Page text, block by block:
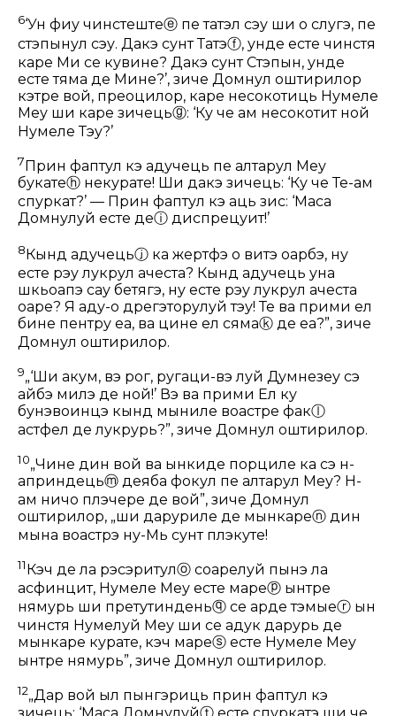
6‘Ун фиу чинстештеⓔ пе татэл сэу ши о слугэ, пе
стэпынул сэу. Дакэ сунт Татэⓕ, унде есте чинстя
каре Ми се кувине? Дакэ сунт Стэпын, унде
есте тяма де Мине?’, зиче Домнул оштирилор
кэтре вой, преоцилор, каре несокотиць Нумеле
Меу ши каре зичецьⓖ: ‘Ку че ам несокотит ной
Нумеле Тэу?’
7Прин фаптул кэ адучець пе алтарул Меу
букатеⓗ некурате! Ши дакэ зичець: ‘Ку че Те-ам
спуркат?’ — Прин фаптул кэ аць зис: ‘Маса
Домнулуй есте деⓘ диспрецуит!’
8 Кынд адучецьⓙ ка жертфэ о витэ оарбэ, ну
есте рэу лукрул ачеста? Кынд адучець уна
шкьоапэ сау бетягэ, ну есте рэу лукрул ачеста
оаре? Я аду-о дрегэторулуй тэу! Те ва прими ел
бине пентру еа, ва цине ел сямаⓚ де еа?”, зиче
Домнул оштирилор.
9„‘Ши акум, вэ рог, ругаци-вэ луй Думнезеу сэ
айбэ милэ де ной!’ Вэ ва прими Ел ку
бунэвоинцэ кынд мыниле воастре факⓛ
астфел де лукрурь?”, зиче Домнул оштирилор.
10„Чине дин вой ва ынкиде порциле ка сэ н-
априндецьⓜ деӂяба фокул пе алтарул Меу? Н-
ам ничо плэчере де вой”, зиче Домнул
оштирилор, „ши даруриле де мынкареⓝ дин
мына воастрэ ну-Мь сунт плэкуте!
11 Кэч де ла рэсэритулⓞ соарелуй пынэ ла
асфинцит, Нумеле Меу есте мареⓟ ынтре
нямурь ши претутинденьⓠ се арде тэмыеⓡ ын
чинстя Нумелуй Меу ши се адук дарурь де
мынкаре курате, кэч мареⓢ есте Нумеле Меу
ынтре нямурь”, зиче Домнул оштирилор.
12„Дар вой ыл пынгэриць прин фаптул кэ